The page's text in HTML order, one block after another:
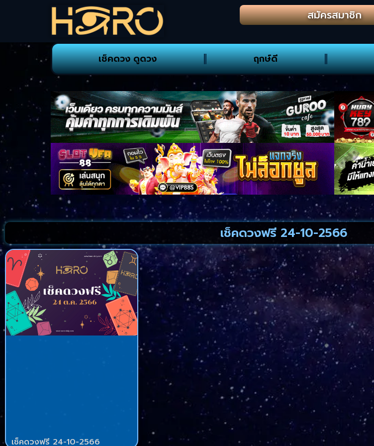
สมัครสมาชิก
เช็คดวง ดูดวง ฤกษ์ดี
เช็คดวงฟรี 24-10-2566
เช็คดวงฟรี 24-10-2566